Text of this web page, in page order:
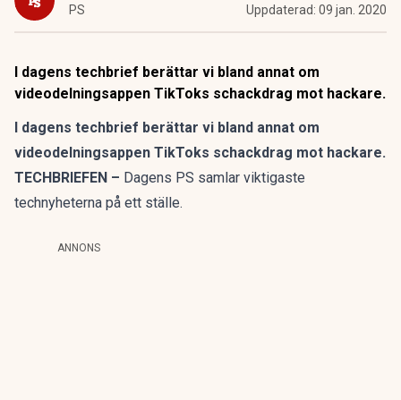
PS
Uppdaterad: 09 jan. 2020
I dagens techbrief berättar vi bland annat om
videodelningsappen TikToks schackdrag mot hackare.
I dagens techbrief berättar vi bland annat om
videodelningsappen TikToks schackdrag mot hackare.
TECHBRIEFEN – Dagens PS samlar viktigaste
technyheterna på ett ställe.
ANNONS